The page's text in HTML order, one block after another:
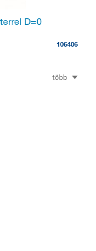
D=0
106406
több